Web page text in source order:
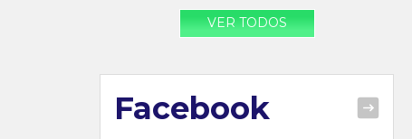
VER TODOS
Facebook